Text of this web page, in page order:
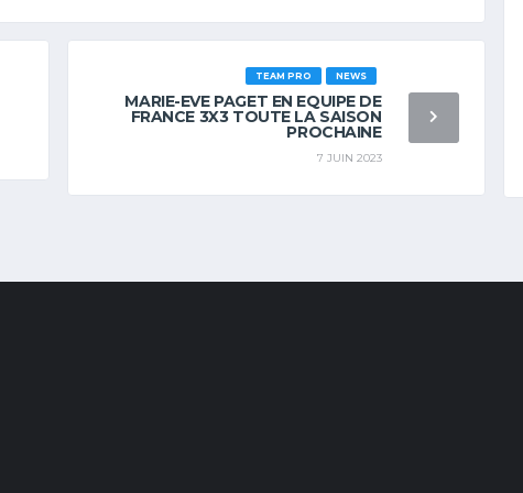
NEWS
TEAM PRO
MARIE-EVE PAGET EN EQUIPE DE
FRANCE 3X3 TOUTE LA SAISON
PROCHAINE
7 JUIN 2023